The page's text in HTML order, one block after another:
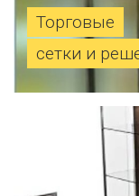
Торговые
сетки и